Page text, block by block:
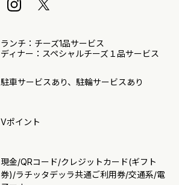
ランチ：チーズ1品サービス
ディナー：スペシャルチーズ１品サービス
駐車サービスあり、駐輪サービスあり
Vポイント
現金/QRコード/クレジットカード(ギフト
券)/ラチッタデッラ共通ご利用券/交通系/電